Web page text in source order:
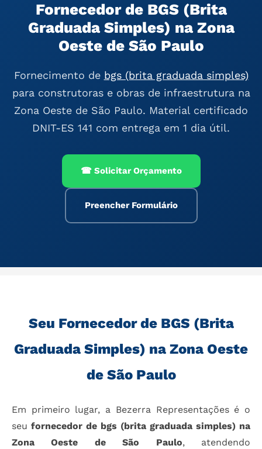
Fornecedor de BGS (Brita
Graduada Simples) na Zona
Oeste de São Paulo
Fornecimento de bgs (brita graduada simples)
para construtoras e obras de infraestrutura na
Zona Oeste de São Paulo. Material certificado
DNIT-ES 141 com entrega em 1 dia útil.
☎ Solicitar Orçamento
Preencher Formulário
Seu Fornecedor de BGS (Brita
Graduada Simples) na Zona Oeste
de São Paulo
Em primeiro lugar, a Bezerra Representações é o
seu fornecedor de bgs (brita graduada simples) na
Zona Oeste de São Paulo, atendendo